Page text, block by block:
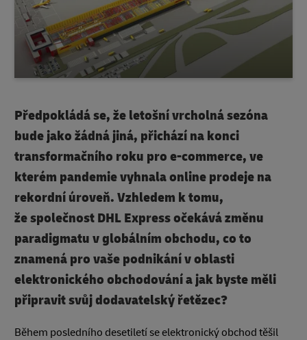
Předpokládá se, že letošní vrcholná sezóna
bude jako žádná jiná, přichází na konci
transformačního roku pro e-commerce, ve
kterém pandemie vyhnala online prodeje na
rekordní úroveň. Vzhledem k tomu,
že společnost DHL Express očekává změnu
paradigmatu v globálním obchodu, co to
znamená pro vaše podnikání v oblasti
elektronického obchodování a jak byste měli
připravit svůj dodavatelský řetězec?
Během posledního desetiletí se elektronický obchod těšil